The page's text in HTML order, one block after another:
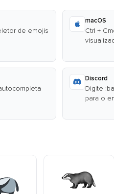
de emojis
macOS
Ctrl +
Discord
Digite
para o